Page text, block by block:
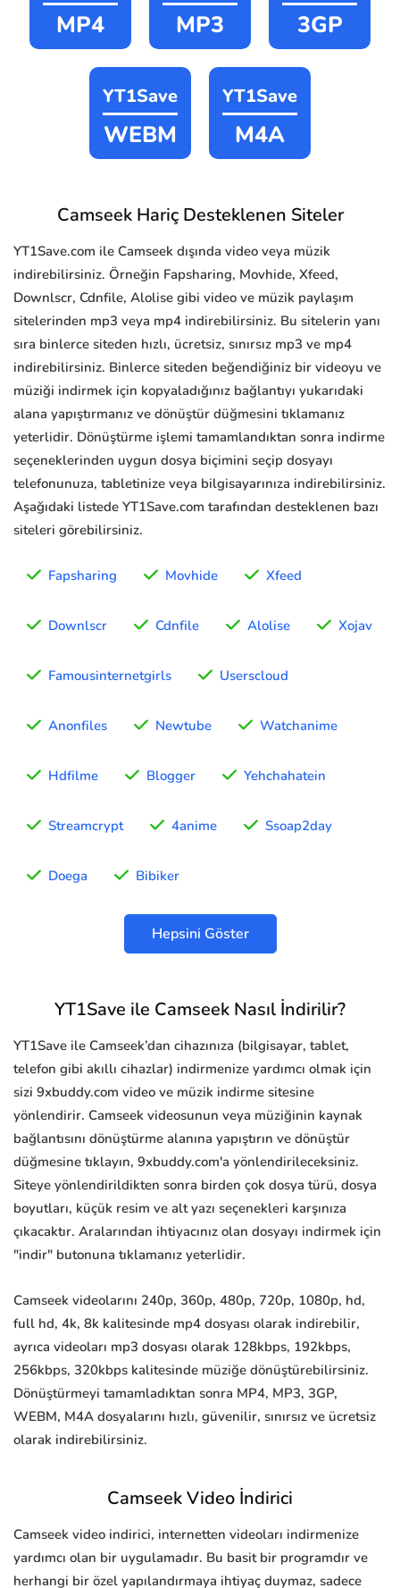
MP4 MP3 3GP
YT1Save
WEBM
YT1Save
M4A
Camseek Hariç Desteklenen Siteler
YT1Save.com ile Camseek dışında video veya müzik
indirebilirsiniz. Örneğin Fapsharing, Movhide, Xfeed,
Downlscr, Cdnfile, Alolise gibi video ve müzik paylaşım
sitelerinden mp3 veya mp4 indirebilirsiniz. Bu sitelerin yanı
sıra binlerce siteden hızlı, ücretsiz, sınırsız mp3 ve mp4
indirebilirsiniz. Binlerce siteden beğendiğiniz bir videoyu ve
müziği indirmek için kopyaladığınız bağlantıyı yukarıdaki
alana yapıştırmanız ve dönüştür düğmesini tıklamanız
yeterlidir. Dönüştürme işlemi tamamlandıktan sonra indirme
seçeneklerinden uygun dosya biçimini seçip dosyayı
telefonunuza, tabletinize veya bilgisayarınıza indirebilirsiniz.
Aşağıdaki listede YT1Save.com tarafından desteklenen bazı
siteleri görebilirsiniz.
Fapsharing Movhide Xfeed
Downlscr Cdnfile Alolise Xojav
Famousinternetgirls Userscloud
Anonfiles Newtube Watchanime
Hdfilme Blogger Yehchahatein
Streamcrypt 4anime Ssoap2day
Doega Bibiker
Hepsini Göster
YT1Save ile Camseek Nasıl İndirilir?
YT1Save ile Camseek’dan cihazınıza (bilgisayar, tablet,
telefon gibi akıllı cihazlar) indirmenize yardımcı olmak için
sizi 9xbuddy.com video ve müzik indirme sitesine
yönlendirir. Camseek videosunun veya müziğinin kaynak
bağlantısını dönüştürme alanına yapıştırın ve dönüştür
düğmesine tıklayın, 9xbuddy.com'a yönlendirileceksiniz.
Siteye yönlendirildikten sonra birden çok dosya türü, dosya
boyutları, küçük resim ve alt yazı seçenekleri karşınıza
çıkacaktır. Aralarından ihtiyacınız olan dosyayı indirmek için
"indir" butonuna tıklamanız yeterlidir.
Camseek videolarını 240p, 360p, 480p, 720p, 1080p, hd,
full hd, 4k, 8k kalitesinde mp4 dosyası olarak indirebilir,
ayrıca videoları mp3 dosyası olarak 128kbps, 192kbps,
256kbps, 320kbps kalitesinde müziğe dönüştürebilirsiniz.
Dönüştürmeyi tamamladıktan sonra MP4, MP3, 3GP,
WEBM, M4A dosyalarını hızlı, güvenilir, sınırsız ve ücretsiz
olarak indirebilirsiniz.
Camseek Video İndirici
Camseek video indirici, internetten videoları indirmenize
yardımcı olan bir uygulamadır. Bu basit bir programdır ve
herhangi bir özel yapılandırmaya ihtiyaç duymaz, sadece